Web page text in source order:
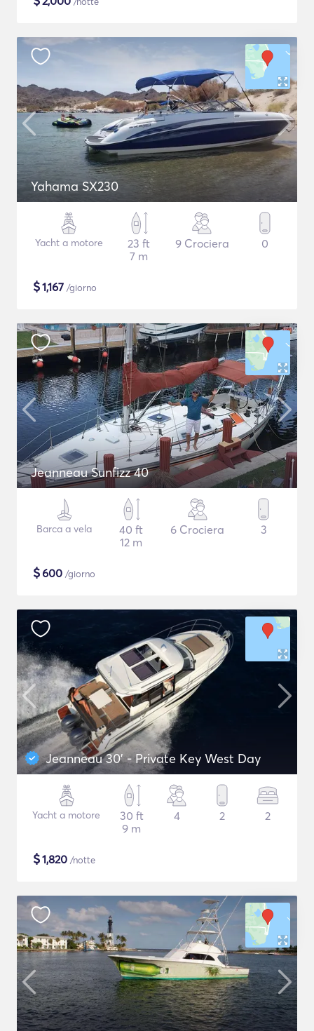
Yahama SX230
Yacht a motore
23 ft
7 m
9 Crociera 0
$1,167 /giorno
Jeanneau Sunfizz 40
Barca a vela
40 ft
12 m
6 Crociera 3
$600 /giorno
Jeanneau 30' - Private Key West Day
Yacht a motore
30 ft
9 m
4 2 2
$1,820 /notte